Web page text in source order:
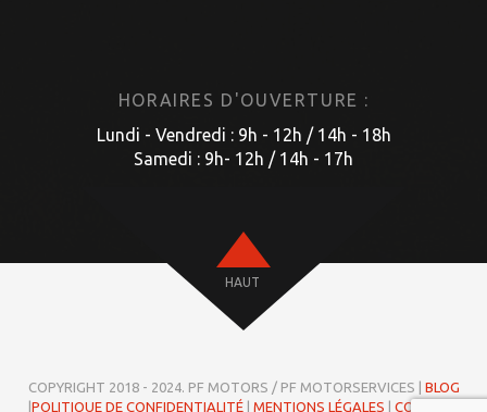
HORAIRES D'OUVERTURE :
Lundi - Vendredi : 9h - 12h / 14h - 18h
Samedi : 9h- 12h / 14h - 17h
HAUT
COPYRIGHT 2018 - 2024. PF MOTORS / PF MOTORSERVICES | BLOG
POLITIQUE DE CONFIDENTIALITÉ| MENTIONS LÉGALES COOKIES